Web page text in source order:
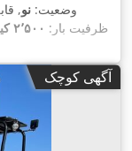
وضعیت: نو,
ظرفیت بار: ۲٬۵۰۰ کیلوگرم
نوع دکل:دوپلکس
, نوع چرخ‌دنده:
عرض
, عرض
شعاع گردش
آگهی کوچک